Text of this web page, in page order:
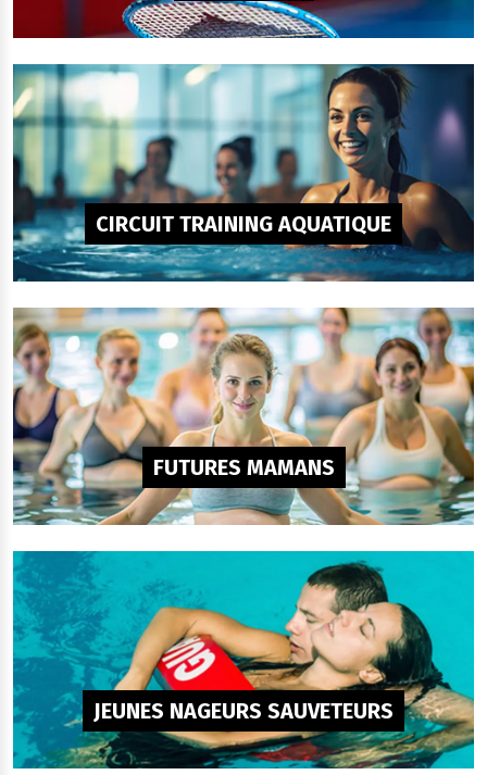
CIRCUIT TRAINING AQUATIQUE
FUTURES MAMANS
JEUNES NAGEURS SAUVETEURS